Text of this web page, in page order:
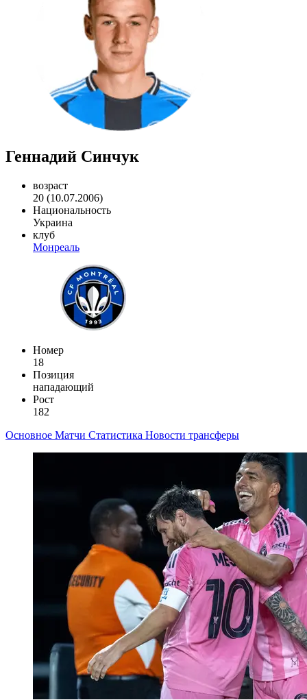
Геннадий Синчук
возраст
20 (10.07.2006)
Национальность
Украина
клуб
Монреаль
Номер
18
Позиция
нападающий
Рост
182
Основное Матчи Статистика Новости трансферы